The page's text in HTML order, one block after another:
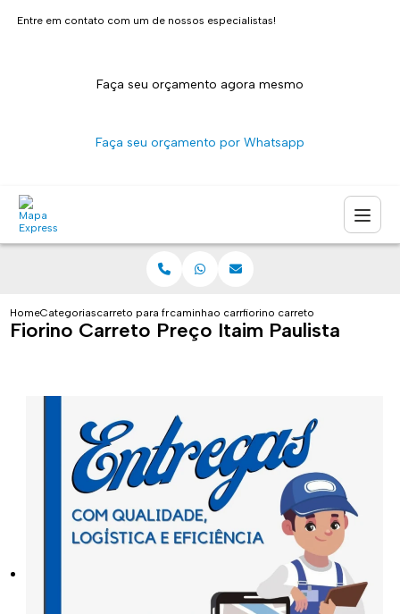
Entre em contato com um de nossos especialistas!
Faça seu orçamento agora mesmo
Faça seu orçamento por Whatsapp
HomeCategoriascarreto para fretescaminhao carreto sao paulo
fiorino carreto preco itaim
Fiorino Carreto Preço Itaim Paulista